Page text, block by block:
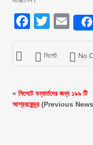
Twitter
সিলেট No
« সিলেটে বন্যার্তদের জন্য ১৯৯ টি
আশ্রয়কেন্দ্র্র(Previous